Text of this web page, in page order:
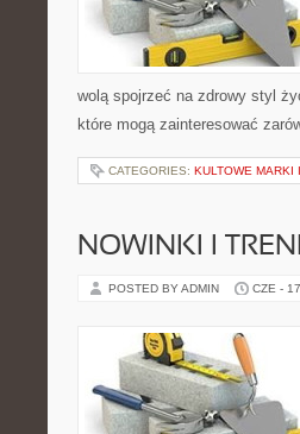
wolą spojrzeć na zdrowy styl
które mogą zainteresować
CATEGORIES: KULTOWE MARKI
NOWINKI I
POSTED BY ADMIN CZE -